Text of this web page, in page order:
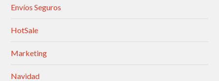
Envíos Seguros
HotSale
Marketing
Navidad